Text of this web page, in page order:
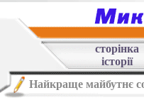
сторінка
історії
Найкраще майбутнє